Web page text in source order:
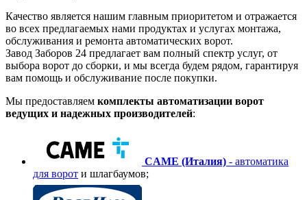
Качество является нашим главным приоритетом и отражается
во всех предлагаемых нами продуктах и услугах монтажа,
обслуживания и ремонта автоматических ворот.
Завод Заборов 24 предлагает вам полный спектр услуг, от
выбора ворот до сборки, и мы всегда будем рядом, гарантируя
вам помощь и обслуживание после покупки.
Мы предоставляем комплекты автоматизации ворот
ведущих и надежных производителей:
CAME (Италия) - автоматика
для ворот и шлагбаумов;